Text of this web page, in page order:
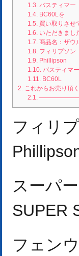
1.3.バスティマー
1.4.BC60Lを
1.5.買い取りさせ
1.6.いただきまし
1.7.商品名：ザウ
1.8.フィリプソン
1.9.Phillipson
1.10.バスティマー
1.11.BC60L
2. これからお売り頂
2.1.
フィリ
スーパ
SUPER
フェン